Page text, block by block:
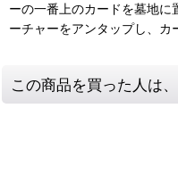
ーの一番上のカードを墓地に
ーチャーをアンタップし、カ
この商品を買った人は